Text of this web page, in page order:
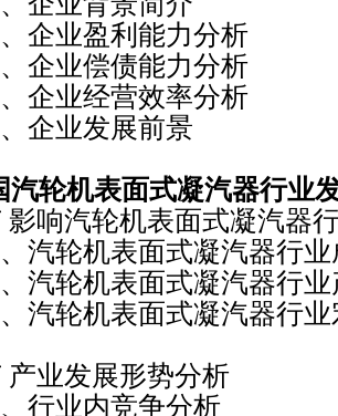
盈利能力分析
偿债能力分析
经营效率分析
发展前景
汽轮机表面式凝汽器行业
汽轮机表面式凝汽器
机表面式凝汽器行业
机表面式凝汽器行业
机表面式凝汽器行业
业发展形势分析
内竞争分析